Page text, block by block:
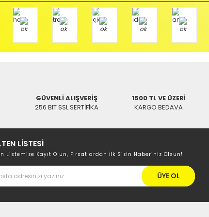
152 294 193 1342
SWAT
Tükendi
SWAT
%19
GÜVENLİ ALIŞVERİŞ
256 BIT SSL SERTİFİKA
1500 TL VE ÜZERİ
KARGO BEDAVA
LİSTESİ
Listemize Kayıt Olun, Fırsatlardan İlk Sizin Haberiniz Olsun!
ÜYE OL